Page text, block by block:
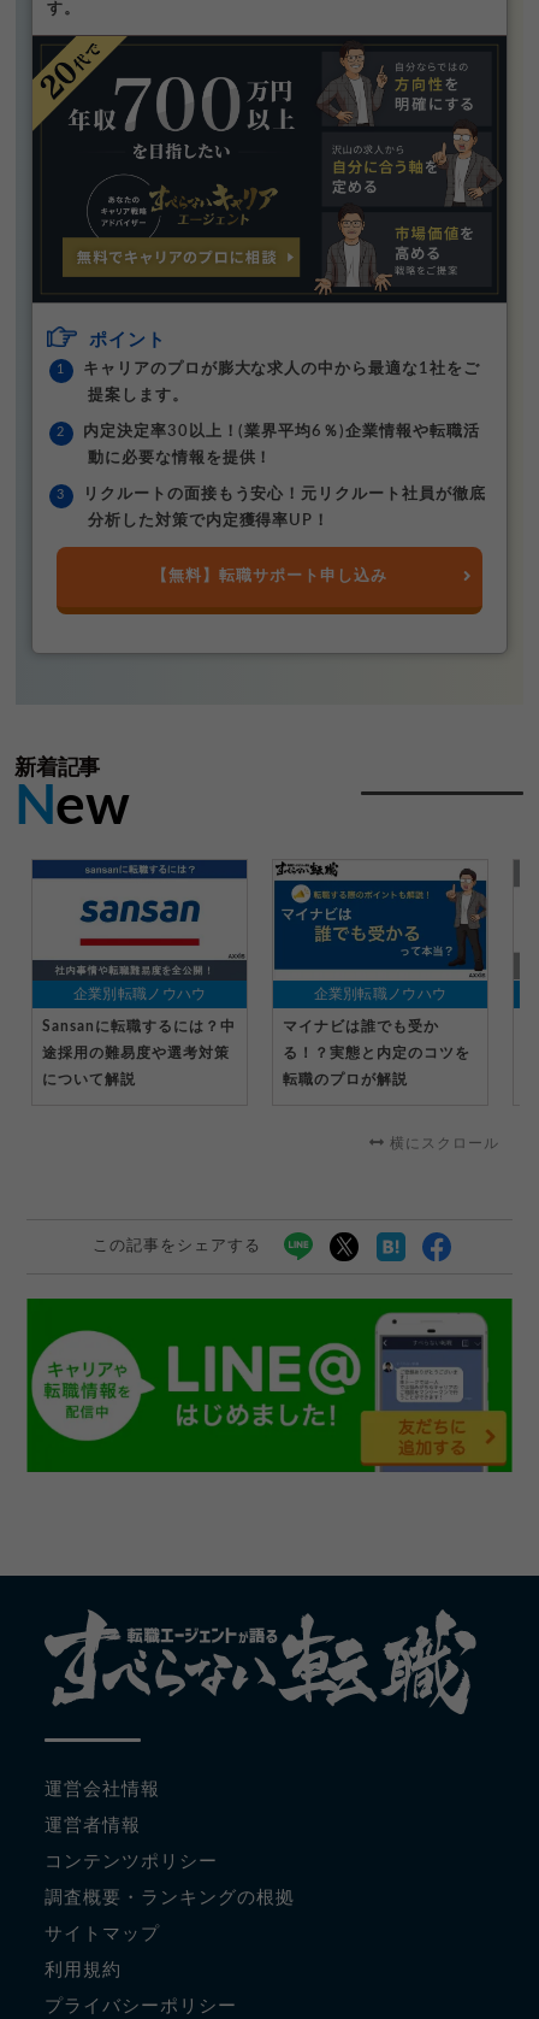
す。
ポイント
キャリアのプロが膨大な求人の中から最適な1社をご
提案します。
内定決定率30以上！(業界平均6％)企業情報や転職活
動に必要な情報を提供！
リクルートの面接もう安心！元リクルート社員が徹底
分析した対策で内定獲得率UP！
【無料】転職サポート申し込み
新着記事
New
企業別転職ノウハウ
Sansanに転職するには？中
途採用の難易度や選考対策
について解説
企業別転職ノウハウ
マイナビは誰でも受か
る！？実態と内定のコツを
転職のプロが解説
横にスクロール
この記事をシェアする
運営会社情報
運営者情報
コンテンツポリシー
調査概要・ランキングの根拠
サイトマップ
利用規約
プライバシーポリシー